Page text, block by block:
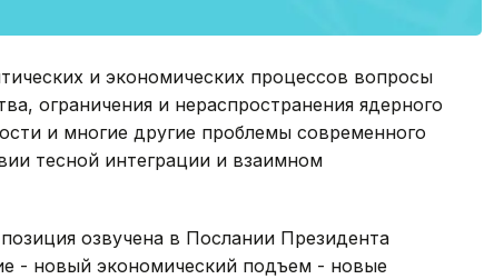
и экономических процессов вопросы
ограничения и нераспространения ядерного
и многие другие проблемы современного
тесной интеграции и взаимном
озвучена в Послании Президента
- новый экономический подъем - новые